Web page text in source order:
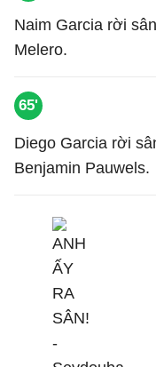
Naim Garcia rời
Melero.
65'
Diego Garcia rời
Benjamin Pauwels.